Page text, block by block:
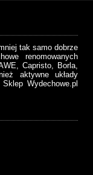
tak samo dobrze
renomowanych
Capristo, Borla,
aktywne układy
Wydechowe.pl